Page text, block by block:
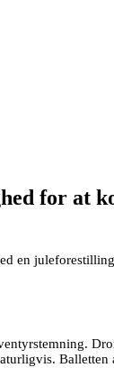
for at
en
Balletten